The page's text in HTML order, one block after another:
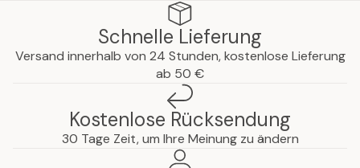
Schnelle Lieferung
Versand innerhalb von 24 Stunden, kostenlose Lieferung
ab 50 €
Kostenlose Rücksendung
30 Tage Zeit, um Ihre Meinung zu ändern